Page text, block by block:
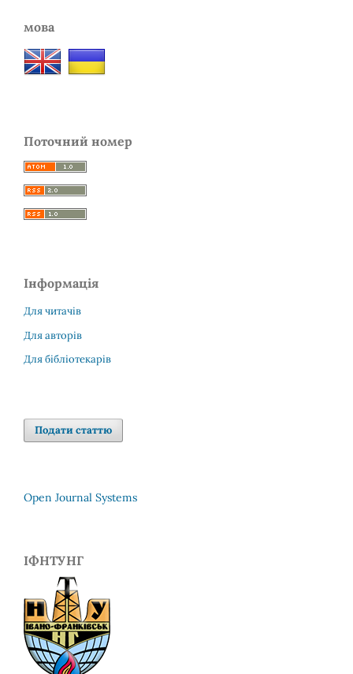
мова
Поточний номер
Інформація
Для читачів
Для авторів
Для бібліотекарів
Подати статтю
Open Journal Systems
ІФНТУНГ